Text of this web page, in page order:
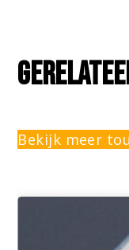
Bekijk meer